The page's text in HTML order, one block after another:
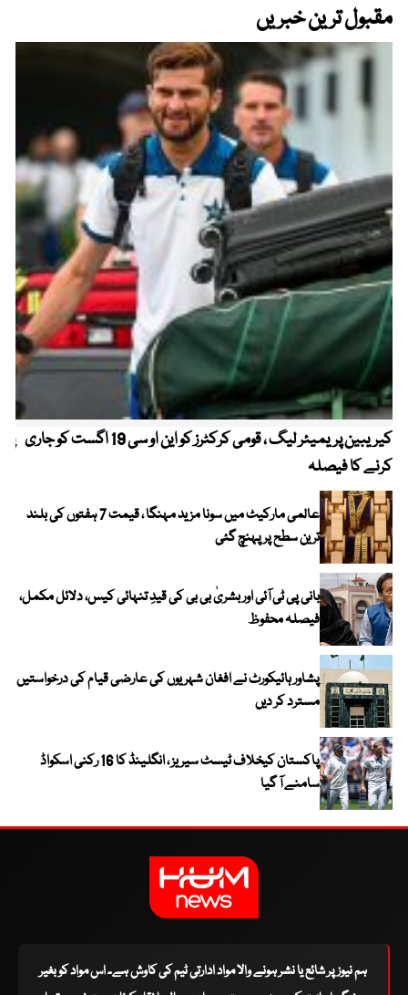
مقبول ترین خبریں
کیریبین پریمیئر لیگ ، قومی کرکٹرز کو این او سی 19 اگست کو جاری
کرنے کا فیصلہ
عالمی مارکیٹ میں سونا مزید مہنگا ، قیمت 7 ہفتوں کی بلند
ترین سطح پر پہنچ گئی
بانی پی ٹی آئی اور بشریٰ بی بی کی قیدِ تنہائی کیس، دلائل مکمل،
فیصلہ محفوظ
پشاور ہائیکورٹ نے افغان شہریوں کی عارضی قیام کی درخواستیں
مسترد کر دیں
پاکستان کیخلاف ٹیسٹ سیریز ، انگلینڈ کا 16 رکنی اسکواڈ
سامنے آ گیا
ہم نیوز پر شائع یا نشر ہونے والا مواد ادارتی ٹیم کی کاوش ہے۔ اس مواد کو بغیر